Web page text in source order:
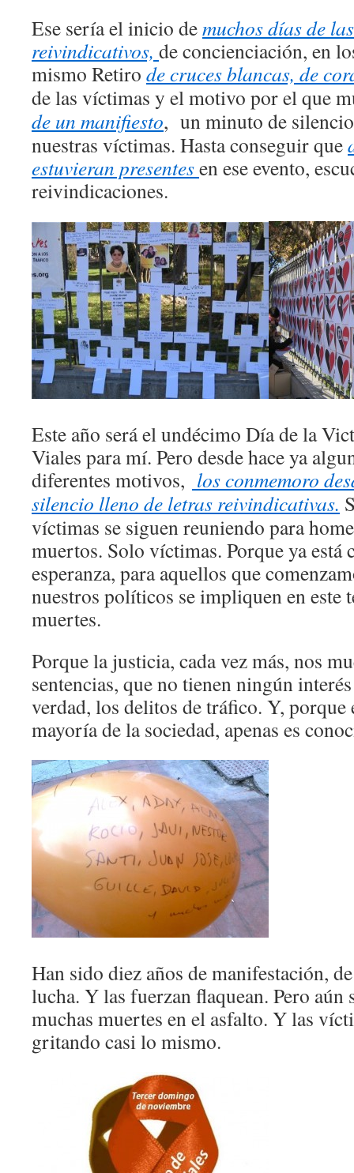
Ese sería el inicio demuchos días de
reivindicativos, de concienciación, en
mismo Retiro de cruces blancas, de
de las víctimas y el motivo por el que
de un manifiesto, un minuto de
nuestras víctimas. Hasta conseguir que
estuvieran presentesen ese evento,
reivindicaciones.
Este año será el undécimo Día de la
Viales para mí. Pero desde hace ya
diferentes motivos, los conmemoro
silencio lleno de letras reivindicativas.
víctimas se siguen reuniendo para
muertos. Solo víctimas. Porque ya está
esperanza, para aquellos que
nuestros políticos se impliquen en este
muertes.
Porque la justicia, cada vez más, nos
sentencias, que no tienen ningún
verdad, los delitos de tráfico. Y, porque
mayoría de la sociedad, apenas es
Han sido diez años de manifestación,
lucha. Y las fuerzan flaquean. Pero aún
muchas muertes en el asfalto. Y las
gritando casi lo mismo.